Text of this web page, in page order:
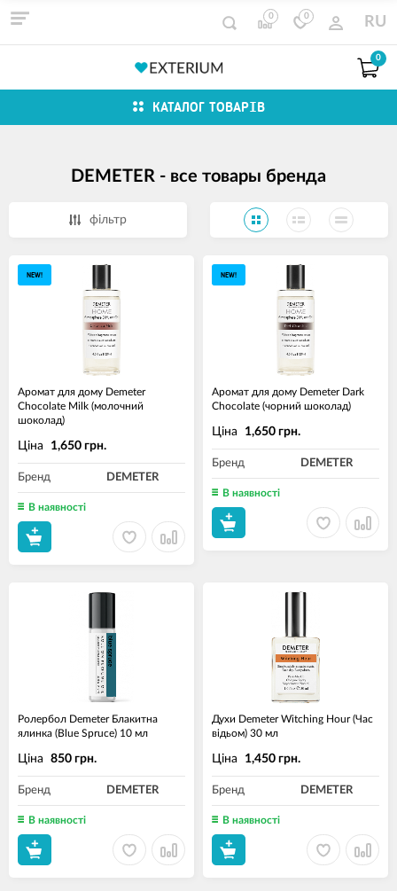
0 0 RU
0
КАТАЛОГ ТОВАРІВ
DEMETER - все товары бренда
фільтр
NEW!
Аромат для дому Demeter
Chocolate Milk (молочний
шоколад)
Ціна 1,650 грн.
Бренд DEMETER
В наявності
NEW!
Аромат для дому Demeter Dark
Chocolate (чорний шоколад)
Ціна 1,650 грн.
Бренд DEMETER
В наявності
Ролербол Demeter Блакитна
ялинка (Blue Spruce) 10 мл
Ціна 850 грн.
Бренд DEMETER
В наявності
Духи Demeter Witching Hour (Час
відьом) 30 мл
Ціна 1,450 грн.
Бренд DEMETER
В наявності